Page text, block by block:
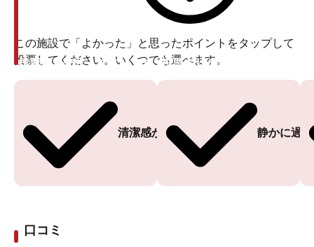
この施設で「よかった」と思ったポイントをタップして
投票してください。いくつでも選べます。
清潔感がある
投票ありがとうございます
静かに過
投票ありがとうございます
口コミ